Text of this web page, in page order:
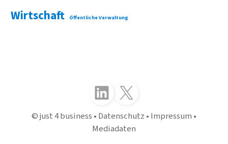
Wirtschaft Öffentliche Verwaltung
Folgen Sie uns auf LinkedInFolgen Sie uns auf X (Twitter)
just 4 business Datenschutz Impressum
Mediadaten